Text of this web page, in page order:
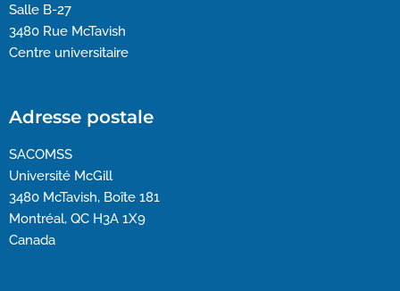
Salle B-27
3480 Rue McTavish
Centre universitaire
Adresse postale
SACOMSS
Université McGill
3480 McTavish, Boîte 181
Montréal, QC H3A 1X9
Canada